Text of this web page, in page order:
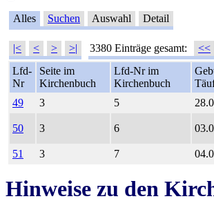
Alles Suchen Auswahl Detail
|< < > >| 3380 Einträge gesamt: <<
Lfd-
Nr
Seite im
Kirchenbuch
Lfd-Nr im
Kirchenbuch
49
3 5
50 3 6
51 3 7
Hinweise zu den